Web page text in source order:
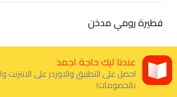
فطيرة رومي مدخن
رومي مدخن، لحم مدخن، موتزاريلا، فلفل الوان
وزيتون
182 - 307 جنيه
عندنا ليك حاجة اجمد
احصل على التطبيق والاوردر على الانترنت
بالخصومات!